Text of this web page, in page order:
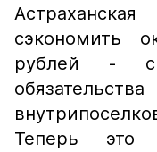
сэкономить
рублей - с
Теперь это